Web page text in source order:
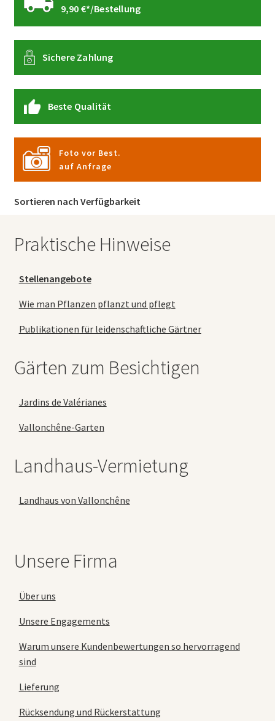
9,90 €*/Bestellung
Sichere Zahlung
Beste Qualität
Foto vor Best.
auf Anfrage
Sortieren nach Verfügbarkeit
Praktische Hinweise
Stellenangebote
Wie man Pflanzen pflanzt und pflegt
Publikationen für leidenschaftliche Gärtner
Gärten zum Besichtigen
Jardins de Valérianes
Vallonchêne-Garten
Landhaus-Vermietung
Landhaus von Vallonchêne
Unsere Firma
Über uns
Unsere Engagements
Warum unsere Kundenbewertungen so hervorragend
sind
Lieferung
Rücksendung und Rückerstattung